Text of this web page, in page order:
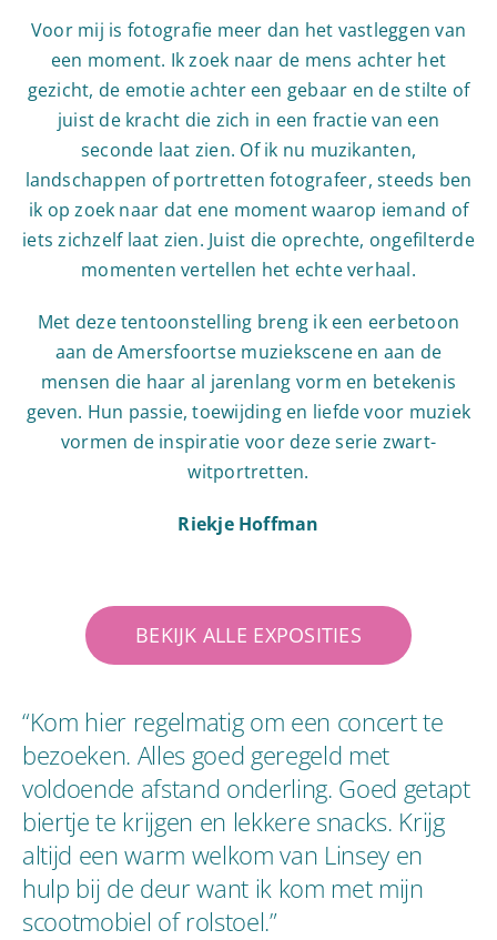
Voor mij is fotografie meer dan het vastleggen van
een moment. Ik zoek naar de mens achter het
gezicht, de emotie achter een gebaar en de stilte of
juist de kracht die zich in een fractie van een
seconde laat zien. Of ik nu muzikanten,
landschappen of portretten fotografeer, steeds ben
ik op zoek naar dat ene moment waarop iemand of
iets zichzelf laat zien. Juist die oprechte, ongefilterde
momenten vertellen het echte verhaal.
Met deze tentoonstelling breng ik een eerbetoon
aan de Amersfoortse muziekscene en aan de
mensen die haar al jarenlang vorm en betekenis
geven. Hun passie, toewijding en liefde voor muziek
vormen de inspiratie voor deze serie zwart-
witportretten.
Riekje Hoffman
BEKIJK ALLE EXPOSITIES
“Kom hier regelmatig om een concert te
bezoeken. Alles goed geregeld met
voldoende afstand onderling. Goed getapt
biertje te krijgen en lekkere snacks. Krijg
altijd een warm welkom van Linsey en
hulp bij de deur want ik kom met mijn
scootmobiel of rolstoel.”